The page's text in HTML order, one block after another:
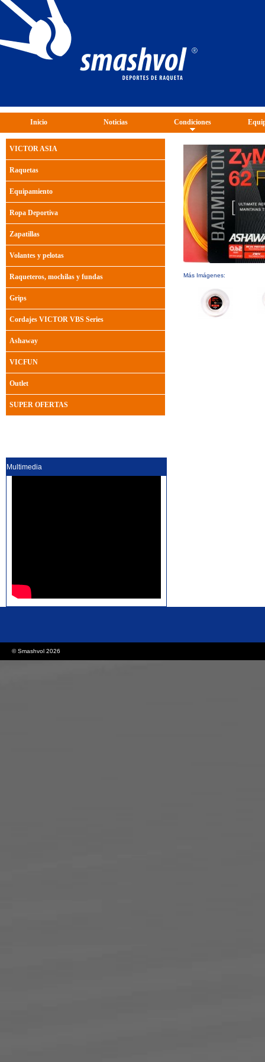
Inicio Noticias Condiciones
Más Imágenes:
VICTOR ASIA
Raquetas
Equipamiento
Ropa Deportiva
Zapatillas
Volantes y pelotas
Raqueteros, mochilas y fundas
Grips
Cordajes VICTOR VBS Series
Ashaway
VICFUN
Outlet
SUPER OFERTAS
Multimedia
© Smashvol 2026